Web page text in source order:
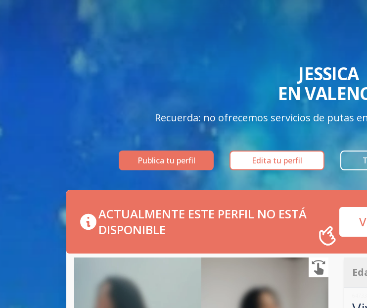
JESSICA
EN
Recuerda: no ofrecemos servicios de putas
Publica tu perfil Edita tu perfil
ACTUALMENTE ESTE PERFIL NO ESTÁ
DISPONIBLE